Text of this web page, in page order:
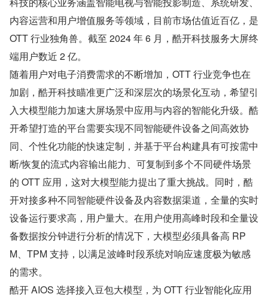
内容运营和用户增值服务等领域，目前市场估值近百亿，是
OTT 行业独角兽。截至 2024 年 6 月，酷开科技服务大屏终
端用户数近 2 亿。
随着用户对电子消费需求的不断增加，OTT 行业竞争也在
加剧，酷开科技瞄准更广泛和深层次的场景化互动，希望引
入大模型能力加速大屏场景中应用与内容的智能化升级。酷
开希望打造的平台需要实现不同智能硬件设备之间高效协
同、个性化功能的快速定制，并基于平台构建具有可按需中
断/恢复的流式内容输出能力、可复制到多个不同硬件场景
的 OTT 应用，这对大模型能力提出了重大挑战。同时，酷
开对接多种不同智能硬件设备及内容数据渠道，全量的实时
设备运行要求高，用户量大。在用户使用高峰时段和全量设
备数据按分钟进行分析的情况下，大模型必须具备高 RP
M、TPM 支持，以满足波峰时段系统对响应速度极为敏感
的需求。
酷开 AIOS 选择接入豆包大模型，为 OTT 行业智能化应用